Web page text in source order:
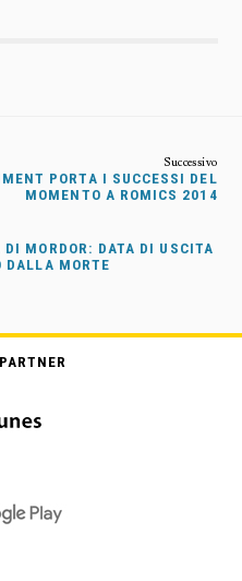
PORTA I SUCCESSI DEL
MOMENTO A ROMICS 2014
MORDOR: DATA DI USCITA
DALLA MORTE